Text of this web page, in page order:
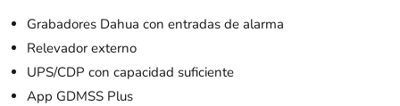
Grabadores Dahua con entradas de alarma
Relevador externo
UPS/CDP con capacidad suficiente
App GDMSS Plus